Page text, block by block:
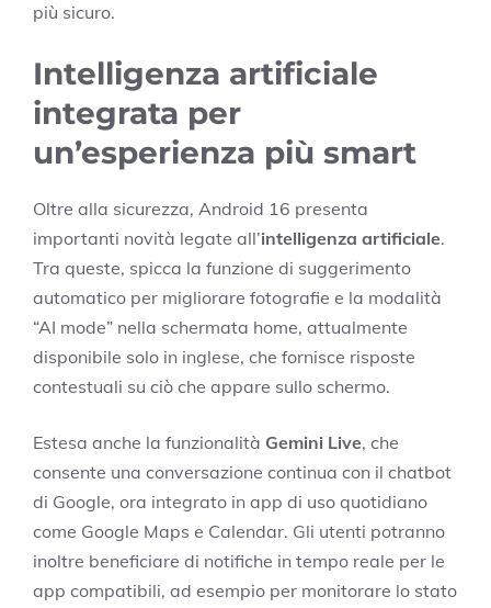
più sicuro.
Intelligenza artificiale
integrata per
un’esperienza più smart
Oltre alla sicurezza, Android 16 presenta
importanti novità legate all’intelligenza artificiale.
Tra queste, spicca la funzione di suggerimento
automatico per migliorare fotografie e la modalità
“AI mode” nella schermata home, attualmente
disponibile solo in inglese, che fornisce risposte
contestuali su ciò che appare sullo schermo.
Estesa anche la funzionalità Gemini Live, che
consente una conversazione continua con il chatbot
di Google, ora integrato in app di uso quotidiano
come Google Maps e Calendar. Gli utenti potranno
inoltre beneficiare di notifiche in tempo reale per le
app compatibili, ad esempio per monitorare lo stato